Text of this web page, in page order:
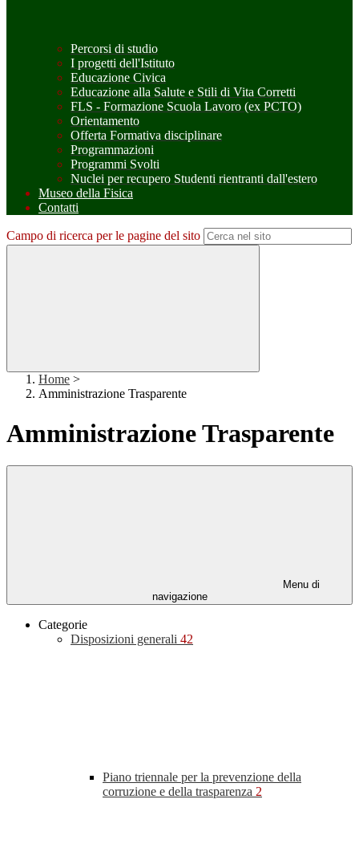
Percorsi di studio
I progetti dell'Istituto
Educazione Civica
Educazione alla Salute e Stili di Vita Corretti
FLS - Formazione Scuola Lavoro (ex PCTO)
Orientamento
Offerta Formativa disciplinare
Programmazioni
Programmi Svolti
Nuclei per recupero Studenti rientranti dall'estero
Museo della Fisica
Contatti
Campo di ricerca per le pagine del sito
Home >
Amministrazione Trasparente
Amministrazione Trasparente
Menu di
navigazione
Categorie
Disposizioni generali 42
Piano triennale per la prevenzione della
corruzione e della trasparenza 2